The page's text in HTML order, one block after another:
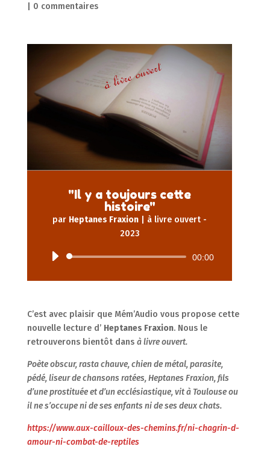
0 commentaires
"Il y a toujours cette
histoire"
par Heptanes Fraxion
à livre ouvert -
2023
Lecteur
00:00
C’est avec plaisir que Mém’Audio vous propose cette
nouvelle lecture d’ Heptanes Fraxion. Nous le
retrouverons bientôt dans à livre ouvert.
Poète obscur, rasta chauve, chien de métal, parasite,
pédé, liseur de chansons ratées, Heptanes Fraxion, fils
d’une prostituée et d’un ecclésiastique, vit à Toulouse ou
il ne s’occupe ni de ses enfants ni de ses deux chats.
https://www.aux-cailloux-des-chemins.fr/ni-chagrin-d-
amour-ni-combat-de-reptiles